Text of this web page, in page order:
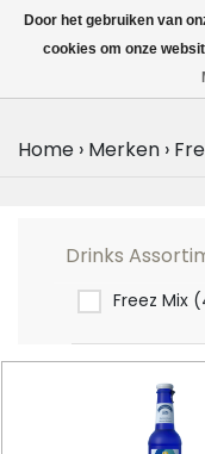
Home › Merken ›
Drinks
Freez Mix
Door het gebruiken van
cookies om onze